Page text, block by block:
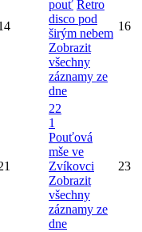
pouť Retro
disco pod
širým nebem
Zobrazit
všechny
záznamy ze
dne
16
22
1
Pouťová
mše ve
Zvíkovci
Zobrazit
všechny
záznamy ze
dne
23